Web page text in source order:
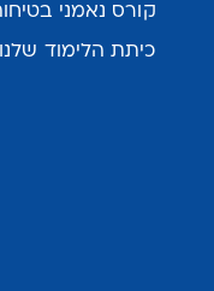
קורס נאמני
כיתת הלימוד שלנו